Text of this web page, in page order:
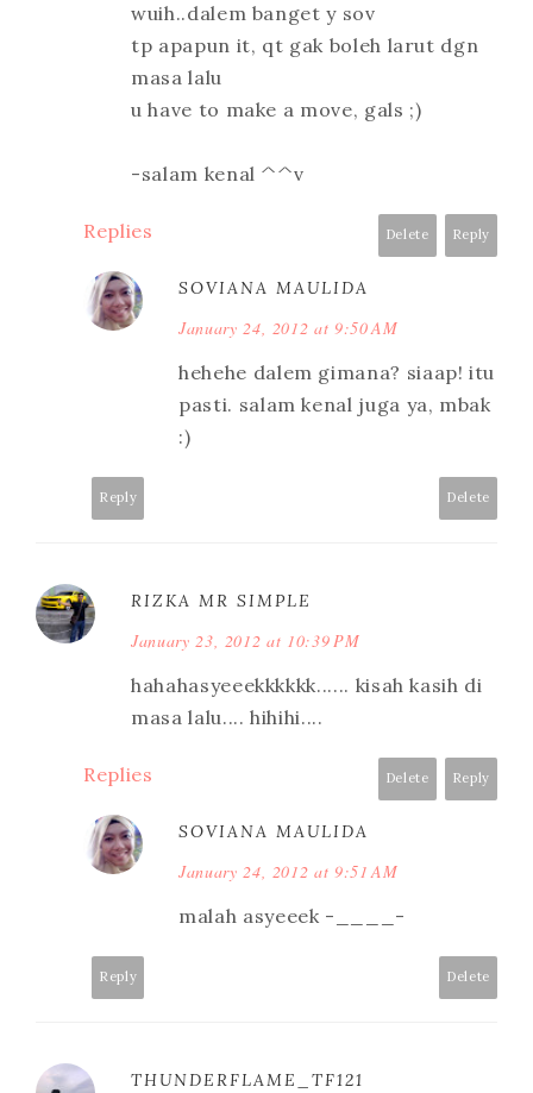
wuih..dalem banget y sov
tp apapun it, qt gak boleh larut dgn
masa lalu
u have to make a move, gals ;)
-salam kenal ^^v
Reply
Delete
Replies
SOVIANA MAULIDA
January 24, 2012 at 9:50 AM
hehehe dalem gimana? siaap! itu
pasti. salam kenal juga ya, mbak
:)
Delete
Reply
RIZKA MR SIMPLE
January 23, 2012 at 10:39 PM
hahahasyeeekkkkkk...... kisah kasih di
masa lalu.... hihihi....
Reply
Delete
Replies
SOVIANA MAULIDA
January 24, 2012 at 9:51 AM
malah asyeeek -____-
Delete
Reply
THUNDERFLAME_TF121